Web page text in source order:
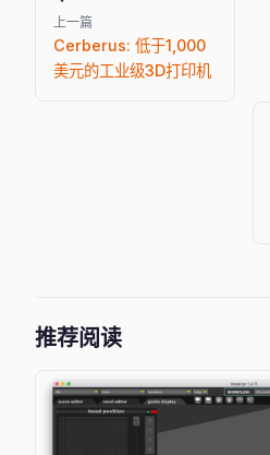
上一篇
Cerberus: 低于1,000
美元的工业级3D打印机
推荐阅读